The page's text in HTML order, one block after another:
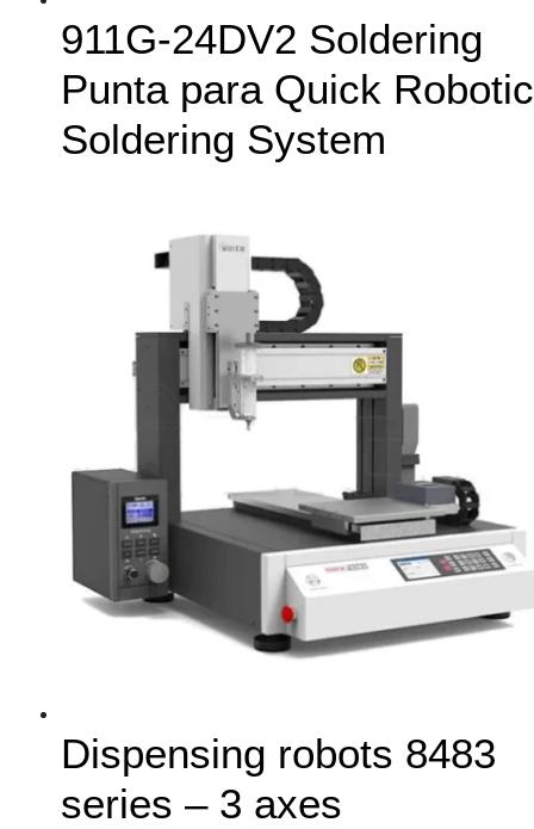
911G-24DV2 Soldering
Punta para Quick Robotic
Soldering System
Dispensing robots 8483
series – 3 axes